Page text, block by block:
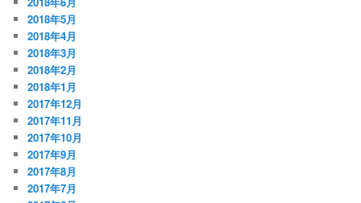
2018年5月
2018年4月
2018年3月
2018年2月
2018年1月
2017年12月
2017年11月
2017年10月
2017年9月
2017年8月
2017年7月